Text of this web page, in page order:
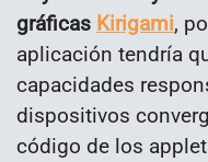
gráficas Kirigami,
aplicación tendría
capacidades
dispositivos
código de los